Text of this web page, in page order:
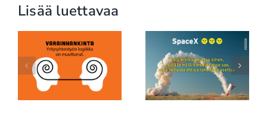
Lisää luettavaa
SpaceX, ESG ja
rahoituksen uusi
todellisuus: edes
maailman rikkaimman
miehen yhtiö ei ole due
diligencen ulkopuolella
Vastuullisuusviestintä
ei ole enää
viestintäkysymys